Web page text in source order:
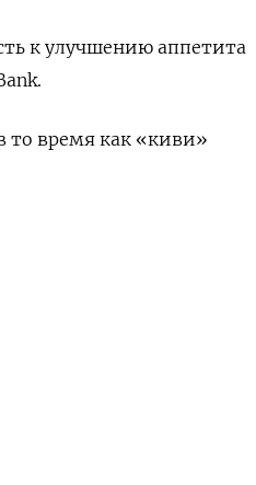
к улучшению аппетита
то время как «киви»